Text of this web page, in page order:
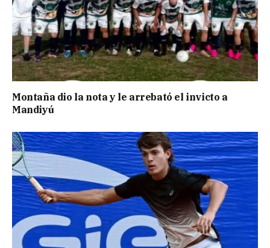
Montaña dio la nota y le arrebató el invicto a
Mandiyú